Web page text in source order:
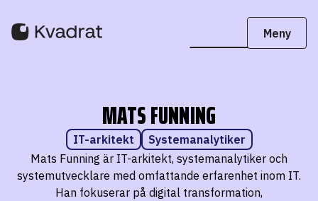
MATS FUNNING
IT-arkitekt
Systemanalytiker
Mats Funning är IT-arkitekt, systemanalytiker och
systemutvecklare med omfattande erfarenhet inom IT.
Han fokuserar på digital transformation,